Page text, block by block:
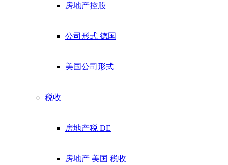
房地产控股
公司形式 德国
美国公司形式
税收
房地产税 DE
房地产 美国 税收